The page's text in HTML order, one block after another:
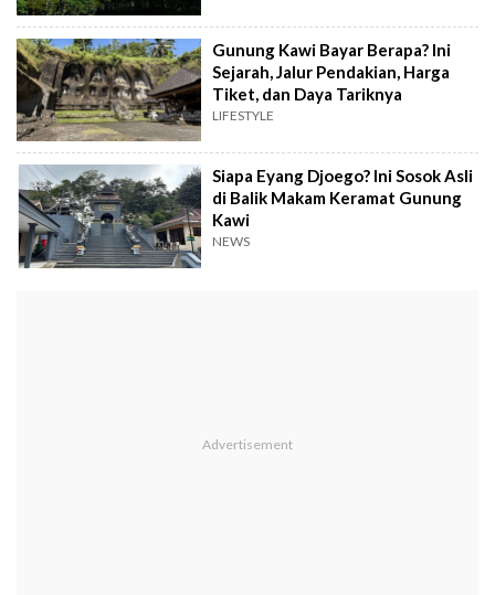
Gunung Kawi Bayar Berapa? Ini
Sejarah, Jalur Pendakian, Harga
Tiket, dan Daya Tariknya
LIFESTYLE
Siapa Eyang Djoego? Ini Sosok Asli
di Balik Makam Keramat Gunung
Kawi
NEWS